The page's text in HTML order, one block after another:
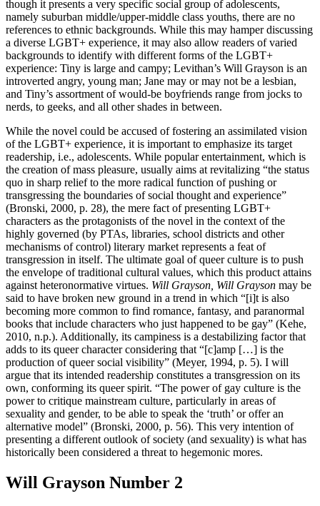
though it presents a very specific social group of adolescents,
namely suburban middle/upper-middle class youths, there are no
references to ethnic backgrounds. While this may hamper discussing
a diverse LGBT+ experience, it may also allow readers of varied
backgrounds to identify with different forms of the LGBT+
experience: Tiny is large and campy; Levithan’s Will Grayson is an
introverted angry, young man; Jane may or may not be a lesbian,
and Tiny’s assortment of would-be boyfriends range from jocks to
nerds, to geeks, and all other shades in between.
While the novel could be accused of fostering an assimilated vision
of the LGBT+ experience, it is important to emphasize its target
readership, i.e., adolescents. While popular entertainment, which is
the creation of mass pleasure, usually aims at revitalizing “the status
quo in sharp relief to the more radical function of pushing or
transgressing the boundaries of social thought and experience”
(Bronski, 2000, p. 28), the mere fact of presenting LGBT+
characters as the protagonists of the novel in the context of the
highly governed (by PTAs, libraries, school districts and other
mechanisms of control) literary market represents a feat of
transgression in itself. The ultimate goal of queer culture is to push
the envelope of traditional cultural values, which this product attains
against heteronormative virtues. Will Grayson, Will Grayson may be
said to have broken new ground in a trend in which “[i]t is also
becoming more common to find romance, fantasy, and paranormal
books that include characters who just happened to be gay” (Kehe,
2010, n.p.). Additionally, its campiness is a destabilizing factor that
adds to its queer character considering that “[c]amp […] is the
production of queer social visibility” (Meyer, 1994, p. 5). I will
argue that its intended readership constitutes a transgression on its
own, conforming its queer spirit. “The power of gay culture is the
power to critique mainstream culture, particularly in areas of
sexuality and gender, to be able to speak the ‘truth’ or offer an
alternative model” (Bronski, 2000, p. 56). This very intention of
presenting a different outlook of society (and sexuality) is what has
historically been considered a threat to hegemonic mores.
Will Grayson Number 2